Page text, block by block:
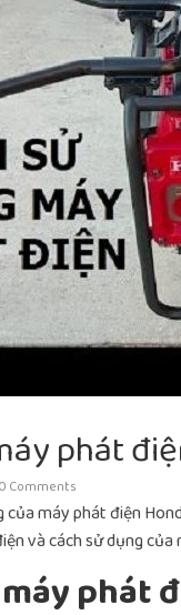
phát
0 Comments
của máy phát điện
và cách sử dụng
phát